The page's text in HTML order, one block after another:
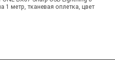
1 метр, тканевая оплетка, цвет